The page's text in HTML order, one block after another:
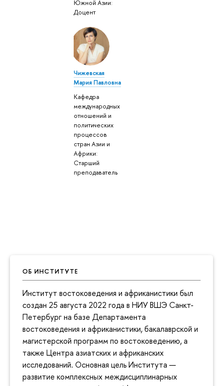
ОБ ИНСТИТУТЕ
Институт востоковедения и африканистики был
создан 25 августа 2022 года в НИУ ВШЭ Санкт-
Петербург на базе Департамента
востоковедения и африканистики, бакалаврской и
магистерской программ по востоковедению, а
также Центра азиатских и африканских
исследований. Основная цель Института —
развитие комплексных междисциплинарных
Южной Азии:
Доцент
Чижевская
Мария Павловна
Кафедра
международных
отношений и
политических
процессов
стран Азии и
Африки:
Старший
преподаватель